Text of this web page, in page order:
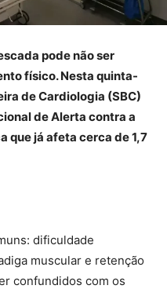
pode não ser
físico. Nesta quinta-
de Cardiologia (SBC)
de Alerta contra a
que já afeta cerca de 1,7
dificuldade
muscular e retenção
confundidos com os